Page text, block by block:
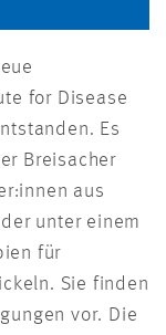
for Disease
Es
Breisacher
aus
unter einem
für
Sie finden
vor. Die